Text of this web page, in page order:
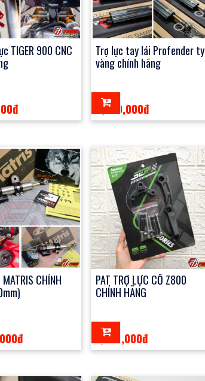
TIGER 900 CNC
Trợ lực tay lái Profender ty
vàng chính hãng
5,800,000đ
CHÍNH
PAT TRỢ LỰC CỔ Z800
CHÍNH HÃNG
1,200,000đ